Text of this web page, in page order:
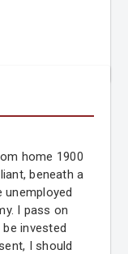
home 1900
beneath a
unemployed
I pass on
invested
I should